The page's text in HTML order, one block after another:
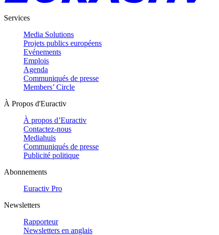
Services
Media Solutions
Projets publics européens
Evénements
Emplois
Agenda
Communiqués de presse
Members’ Circle
À Propos d'Euractiv
À propos d’Euractiv
Contactez-nous
Mediahuis
Communiqués de presse
Publicité politique
Abonnements
Euractiv Pro
Newsletters
Rapporteur
Newsletters en anglais